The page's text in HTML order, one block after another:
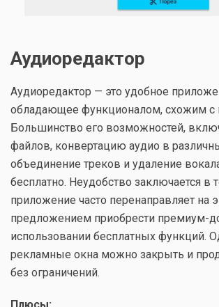
Аудиоредактор
Аудиоредактор — это удобное
обладающее функционалом, схожим
Большинство его возможностей,
файлов, конвертацию аудио в
объединение треков и удаление
бесплатно. Неудобство заключается в
приложение часто перенаправляет на
предложением приобрести премиум-
использовании бесплатных функций.
рекламные окна можно закрыть и
без ограничений.
Плюсы: